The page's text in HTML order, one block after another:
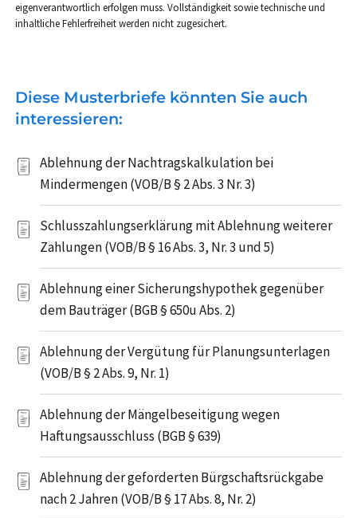
eigenverantwortlich erfolgen muss. Vollständigkeit sowie technische und
inhaltliche Fehlerfreiheit werden nicht zugesichert.
Diese Musterbriefe könnten Sie auch
interessieren:
Ablehnung der Nachtragskalkulation bei
Mindermengen (VOB/B § 2 Abs. 3 Nr. 3)
Schlusszahlungserklärung mit Ablehnung weiterer
Zahlungen (VOB/B § 16 Abs. 3, Nr. 3 und 5)
Ablehnung einer Sicherungshypothek gegenüber
dem Bauträger (BGB § 650u Abs. 2)
Ablehnung der Vergütung für Planungsunterlagen
(VOB/B § 2 Abs. 9, Nr. 1)
Ablehnung der Mängelbeseitigung wegen
Haftungsausschluss (BGB § 639)
Ablehnung der geforderten Bürgschaftsrückgabe
nach 2 Jahren (VOB/B § 17 Abs. 8, Nr. 2)